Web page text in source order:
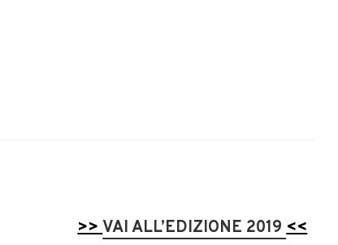
>>VAI ALL’EDIZIONE 2019<<